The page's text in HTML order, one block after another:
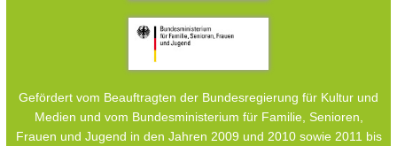
Gefördert vom Beauftragten der Bundesregierung für Kultur und
Medien und vom Bundesministerium für Familie, Senioren,
Frauen und Jugend in den Jahren 2009 und 2010 sowie 2011 bis